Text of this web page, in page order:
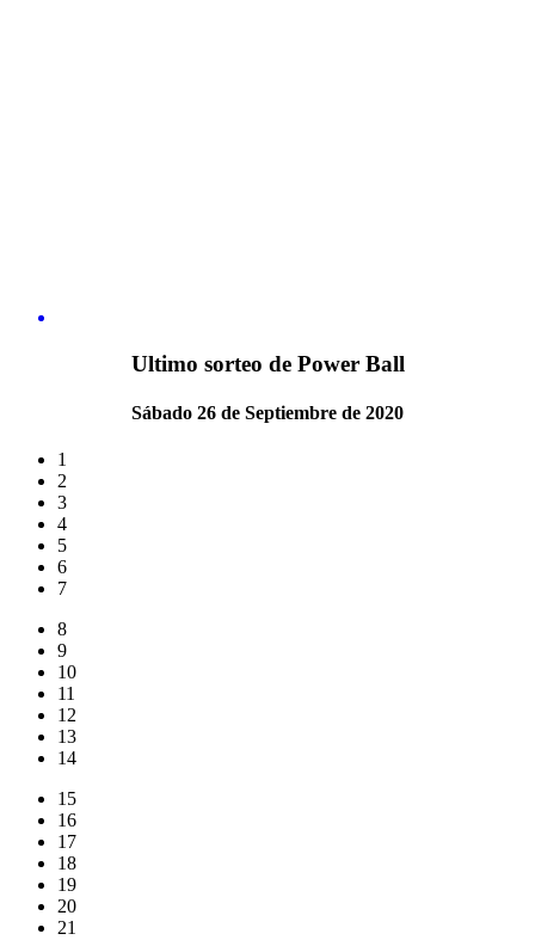
Ultimo sorteo de Power Ball
Sábado 26 de Septiembre de 2020
1
2
3
4
5
6
7
8
9
10
11
12
13
14
15
16
17
18
19
20
21